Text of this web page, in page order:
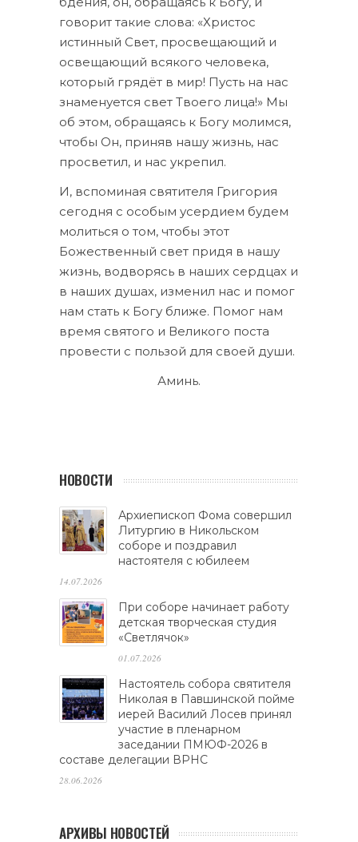
говорит такие слова: «Христос
истинный Свет, просвещающий и
освещающий всякого человека,
который грядёт в мир! Пусть на нас
знаменуется свет Твоего лица!» Мы
об этом, обращаясь к Богу молимся,
чтобы Он, приняв нашу жизнь, нас
просветил, и нас укрепил.
И, вспоминая святителя Григория
сегодня с особым усердием будем
молиться о том, чтобы этот
Божественный свет придя в нашу
жизнь, водворясь в наших сердцах и
в наших душах, изменил нас и помог
нам стать к Богу ближе. Помог нам
время святого и Великого поста
провести с пользой для своей души.
Аминь.
НОВОСТИ
Архиепископ Фома совершил
Литургию в Никольском
соборе и поздравил
настоятеля с юбилеем
14.07.2026
При соборе начинает работу
детская творческая студия
«Светлячок»
01.07.2026
Настоятель собора святителя
Николая в Павшинской пойме
иерей Василий Лосев принял
участие в пленарном
заседании ПМЮФ-2026 в
составе делегации ВРНС
28.06.2026
АРХИВЫ НОВОСТЕЙ